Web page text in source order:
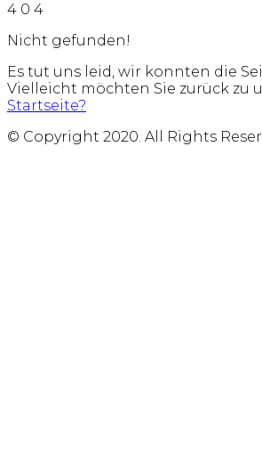
4 0 4
Nicht gefunden!
Es tut uns leid, wir konnten die
Vielleicht möchten Sie zurück zu
Startseite?
© Copyright 2020. All Rights